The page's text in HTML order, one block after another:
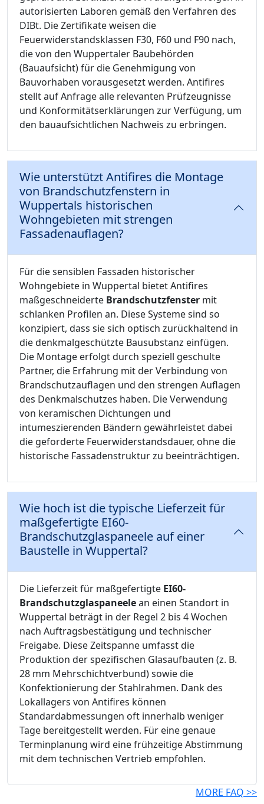
autorisierten Laboren gemäß den Verfahren des
DIBt. Die Zertifikate weisen die
Feuerwiderstandsklassen F30, F60 und F90 nach,
die von den Wuppertaler Baubehörden
(Bauaufsicht) für die Genehmigung von
Bauvorhaben vorausgesetzt werden. Antifires
stellt auf Anfrage alle relevanten Prüfzeugnisse
und Konformitätserklärungen zur Verfügung, um
den bauaufsichtlichen Nachweis zu erbringen.
Wie unterstützt Antifires die Montage
von Brandschutzfenstern in
Wuppertals historischen
Wohngebieten mit strengen
Fassadenauflagen?
Für die sensiblen Fassaden historischer
Wohngebiete in Wuppertal bietet Antifires
maßgeschneiderte Brandschutzfenster mit
schlanken Profilen an. Diese Systeme sind so
konzipiert, dass sie sich optisch zurückhaltend in
die denkmalgeschützte Bausubstanz einfügen.
Die Montage erfolgt durch speziell geschulte
Partner, die Erfahrung mit der Verbindung von
Brandschutzauflagen und den strengen Auflagen
des Denkmalschutzes haben. Die Verwendung
von keramischen Dichtungen und
intumeszierenden Bändern gewährleistet dabei
die geforderte Feuerwiderstandsdauer, ohne die
historische Fassadenstruktur zu beeinträchtigen.
Wie hoch ist die typische Lieferzeit für
maßgefertigte EI60-
Brandschutzglaspaneele auf einer
Baustelle in Wuppertal?
Die Lieferzeit für maßgefertigte EI60-
Brandschutzglaspaneelean einen Standort in
Wuppertal beträgt in der Regel 2 bis 4 Wochen
nach Auftragsbestätigung und technischer
Freigabe. Diese Zeitspanne umfasst die
Produktion der spezifischen Glasaufbauten (z. B.
28 mm Mehrschichtverbund) sowie die
Konfektionierung der Stahlrahmen. Dank des
Lokallagers von Antifires können
Standardabmessungen oft innerhalb weniger
Tage bereitgestellt werden. Für eine genaue
Terminplanung wird eine frühzeitige Abstimmung
mit dem technischen Vertrieb empfohlen.
MORE FAQ >>